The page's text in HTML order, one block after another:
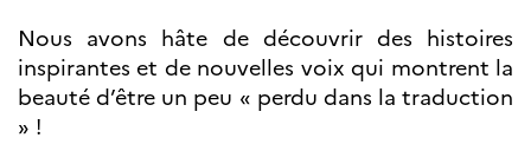
Nous avons hâte de découvrir des histoires
inspirantes et de nouvelles voix qui montrent la
beauté d’être un peu « perdu dans la traduction
» !